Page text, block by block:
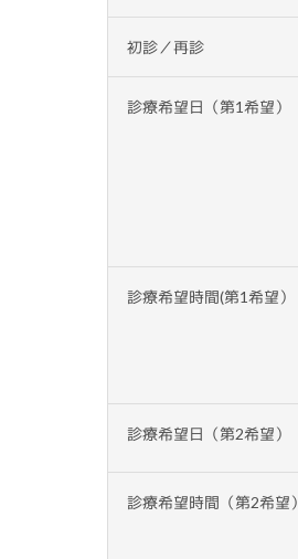
初診／再診
診療希望日（第1希望）
診療希望時間(第1希望）
診療希望日（第2希望）
診療希望時間（第2希望）